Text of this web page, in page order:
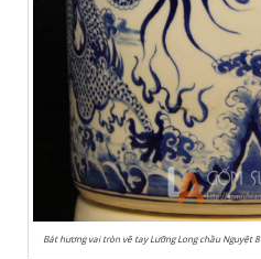
Bát hương vai tròn vẽ tay Lưỡng Long chầu Nguyệt 8